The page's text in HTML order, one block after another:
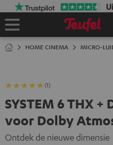
Home
HOME CINEMA MICRO-
(1)
SYSTEM 6 THX +
voor Dolby
Ontdek de nieuwe dimensie